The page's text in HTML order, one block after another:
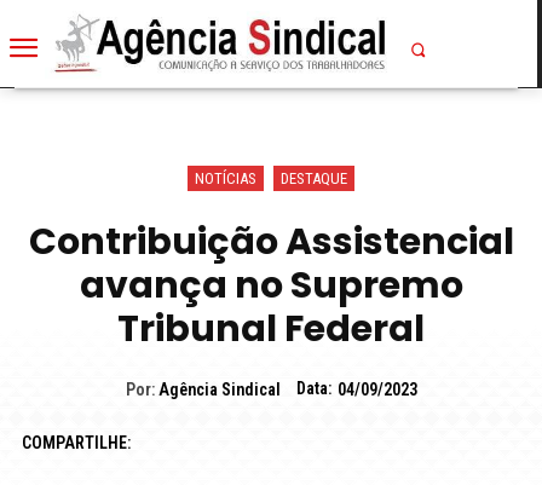
NOTÍCIAS DESTAQUE
Contribuição Assistencial
avança no Supremo
Tribunal Federal
Por: Agência Sindical Data: 04/09/2023
COMPARTILHE: